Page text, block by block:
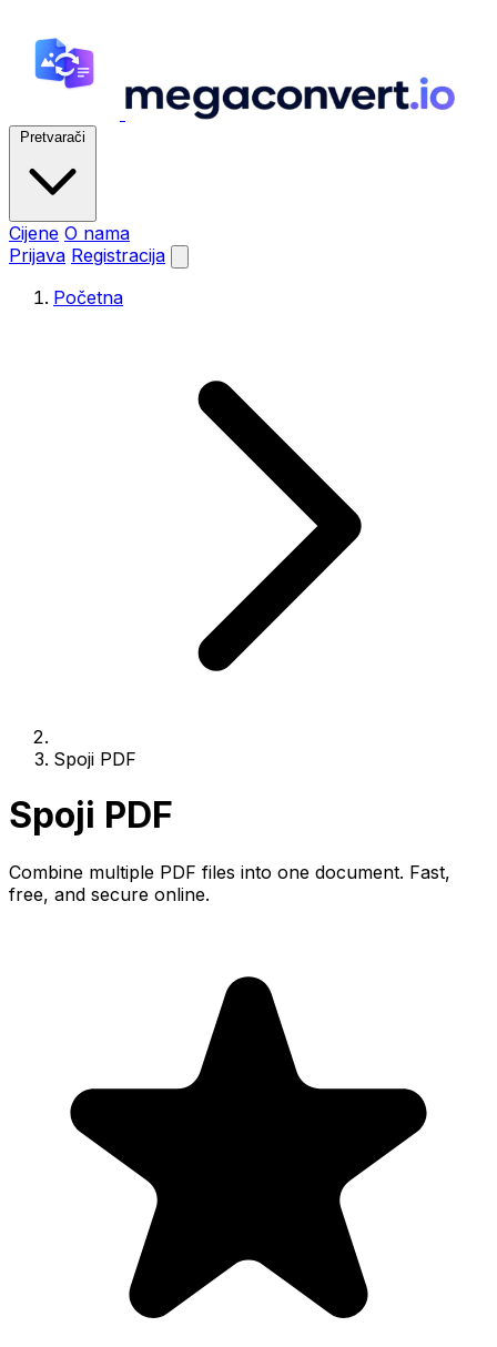
Pretvarači
Cijene O nama
Prijava Registracija
Početna
Spoji PDF
Spoji PDF
Combine multiple PDF files into one document. Fast,
free, and secure online.